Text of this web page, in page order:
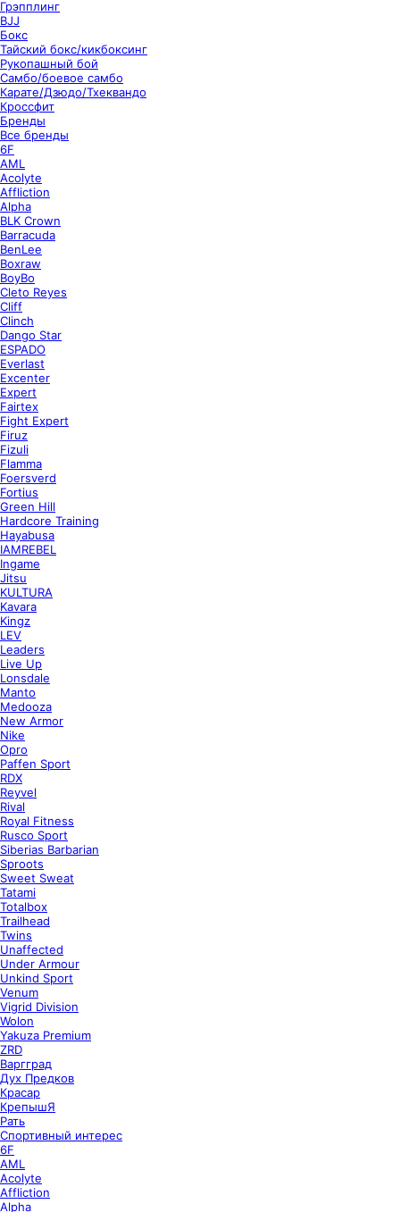
Грэпплинг
BJJ
Бокс
Тайский бокс/кикбоксинг
Рукопашный бой
Самбо/боевое самбо
Карате/Дзюдо/Тхеквандо
Кроссфит
Бренды
Все бренды
6F
AML
Acolyte
Affliction
Alpha
BLK Crown
Barracuda
BenLee
Boxraw
BoyBo
Cleto Reyes
Cliff
Clinch
Dango Star
ESPADO
Everlast
Excenter
Expert
Fairtex
Fight Expert
Firuz
Fizuli
Flamma
Foersverd
Fortius
Green Hill
Hardcore Training
Hayabusa
IAMREBEL
Ingame
Jitsu
KULTURA
Kavara
Kingz
LEV
Leaders
Live Up
Lonsdale
Manto
Medooza
New Armor
Nike
Opro
Paffen Sport
RDX
Reyvel
Rival
Royal Fitness
Rusco Sport
Siberias Barbarian
Sproots
Sweet Sweat
Tatami
Totalbox
Trailhead
Twins
Unaffected
Under Armour
Unkind Sport
Venum
Vigrid Division
Wolon
Yakuza Premium
ZRD
Варгград
Дух Предков
Красар
КрепышЯ
Рать
Спортивный интерес
6F
AML
Acolyte
Affliction
Alpha